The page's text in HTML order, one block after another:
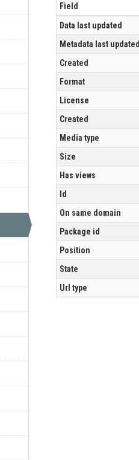
Field
Data last updated
Metadata last updated
Created
Format
License
Created
Media type
Size
Has views
Id
On same domain
Package id
Position
State
Url type